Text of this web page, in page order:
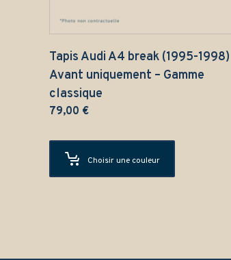
Tapis Audi A4 break (1995-1998)
Avant uniquement – Gamme
classique
79,00 €
Choisir une couleur